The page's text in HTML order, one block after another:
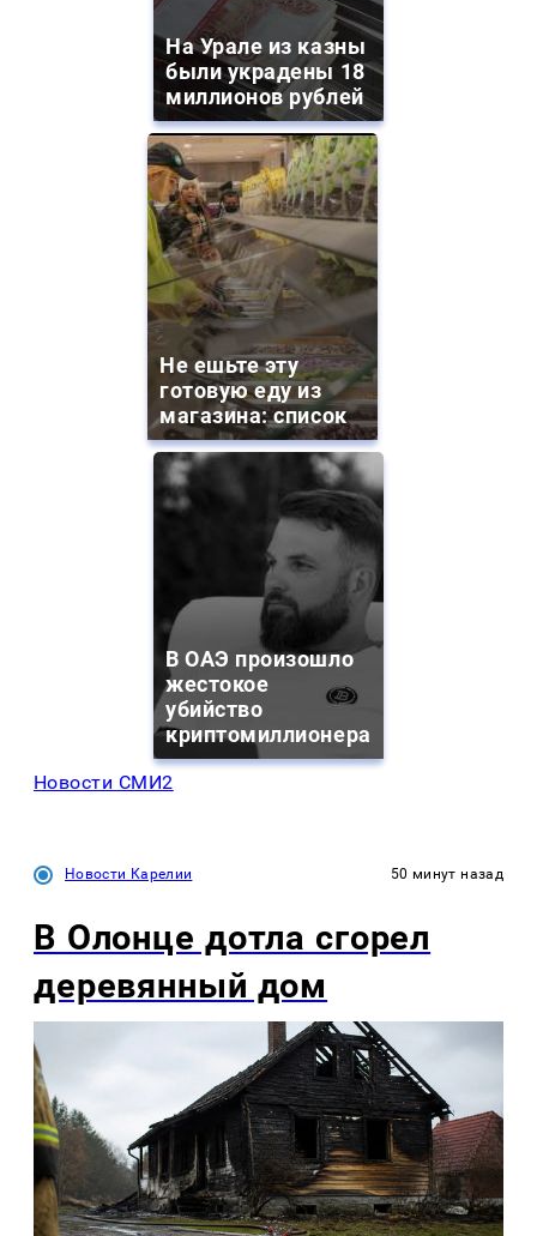
На Урале из казны
были украдены 18
миллионов рублей
Не ешьте эту
готовую еду из
магазина: список
В ОАЭ произошло
жестокое
убийство
криптомиллионера
Новости СМИ2
Новости Карелии 50 минут назад
В Олонце дотла сгорел
деревянный дом